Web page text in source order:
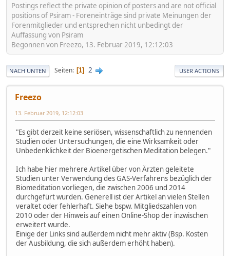
Postings reflect the private opinion of posters and are not official
positions of Psiram - Foreneinträge sind private Meinungen der
Forenmitglieder und entsprechen nicht unbedingt der
Auffassung von Psiram
Begonnen von Freezo, 13. Februar 2019, 12:12:03
NACH UNTEN Seiten 1 2 USER ACTIONS
Freezo
13. Februar 2019, 12:12:03
"Es gibt derzeit keine seriösen, wissenschaftlich zu nennenden
Studien oder Untersuchungen, die eine Wirksamkeit oder
Unbedenklichkeit der Bioenergetischen Meditation belegen."
Ich habe hier mehrere Artikel über von Ärzten geleitete
Studien unter Verwendung des GAS-Verfahrens bezüglich der
Biomeditation vorliegen, die zwischen 2006 und 2014
durchgefürt wurden. Generell ist der Artikel an vielen Stellen
veraltet oder fehlerhaft. Siehe bspw. Mitgliedszahlen von
2010 oder der Hinweis auf einen Online-Shop der inzwischen
erweitert wurde.
Einige der Links sind außerdem nicht mehr aktiv (Bsp. Kosten
der Ausbildung, die sich außerdem erhöht haben).